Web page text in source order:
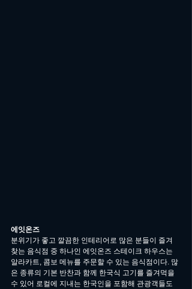
에잇온즈
분위기가 좋고 깔끔한 인테리어로 많은 분들이 즐겨
찾는 음식점 중 하나인 에잇온즈 스테이크 하우스는
알라카트, 콤보 메뉴를 주문할 수 있는 음식점이다. 많
은 종류의 기본 반찬과 함께 한국식 고기를 즐겨먹을
수 있어 로컬에 지내는 한국인을 포함해 관광객들도